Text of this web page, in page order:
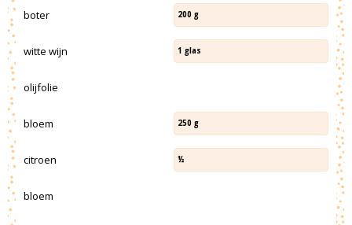
boter 200 g
witte wijn 1 glas
olijfolie
bloem 250 g
citroen ½
bloem